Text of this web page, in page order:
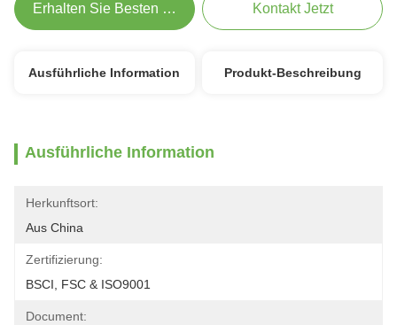
Erhalten Sie Besten Preis Kontakt Jetzt
Ausführliche Information Produkt-Beschreibung
Ausführliche Information
Herkunftsort:
Aus China
Zertifizierung:
BSCI, FSC & ISO9001
Document: